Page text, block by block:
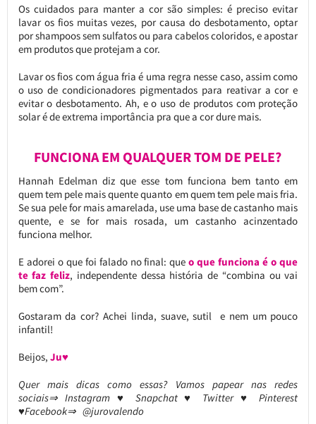
Os cuidados para manter a cor são simples: é preciso evitar
lavar os fios muitas vezes, por causa do desbotamento, optar
por shampoos sem sulfatos ou para cabelos coloridos, e apostar
em produtos que protejam a cor.
Lavar os fios com água fria é uma regra nesse caso, assim como
o uso de condicionadores pigmentados para reativar a cor e
evitar o desbotamento. Ah, e o uso de produtos com proteção
solar é de extrema importância pra que a cor dure mais.
FUNCIONA EM QUALQUER TOM DE PELE?
Hannah Edelman diz que esse tom funciona bem tanto em
quem tem pele mais quente quanto em quem tem pele mais fria.
Se sua pele for mais amarelada, use uma base de castanho mais
quente, e se for mais rosada, um castanho acinzentado
funciona melhor.
E adorei o que foi falado no final: queo que funciona é o que
te faz feliz, independente dessa história de “combina ou vai
bem com”.
Gostaram da cor? Achei linda, suave, sutil e nem um pouco
infantil!
Beijos, Ju♥
Quer mais dicas como essas? Vamos papear nas redes
sociais⇒ Instagram ♥ Snapchat ♥ Twitter ♥ Pinterest
♥Facebook⇒ @jurovalendo